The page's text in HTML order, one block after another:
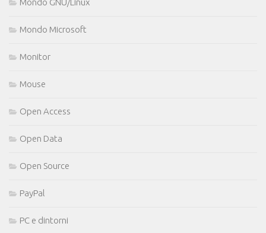
Mondo GNU/Linux
Mondo Microsoft
Monitor
Mouse
Open Access
Open Data
Open Source
PayPal
PC e dintorni